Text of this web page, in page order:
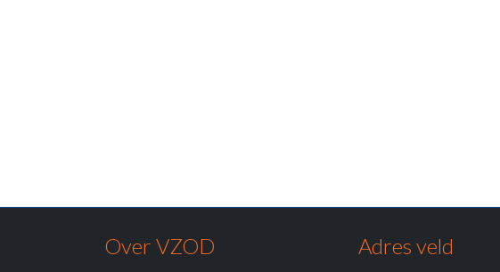
Over VZOD Adres veld